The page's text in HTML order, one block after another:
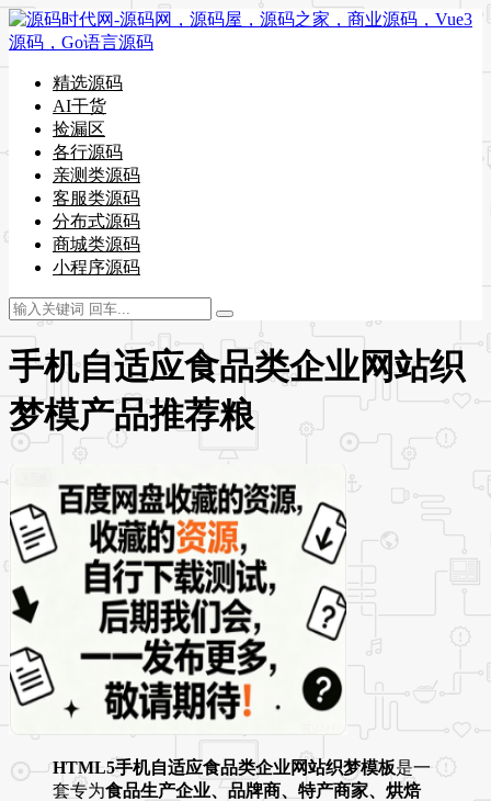
精选源码
AI干货
捡漏区
各行源码
亲测类源码
客服类源码
分布式源码
商城类源码
小程序源码
手机自适应食品类企业网站织
梦模产品推荐粮
HTML5手机自适应食品类企业网站织梦模板是一
套专为食品生产企业、品牌商、特产商家、烘焙